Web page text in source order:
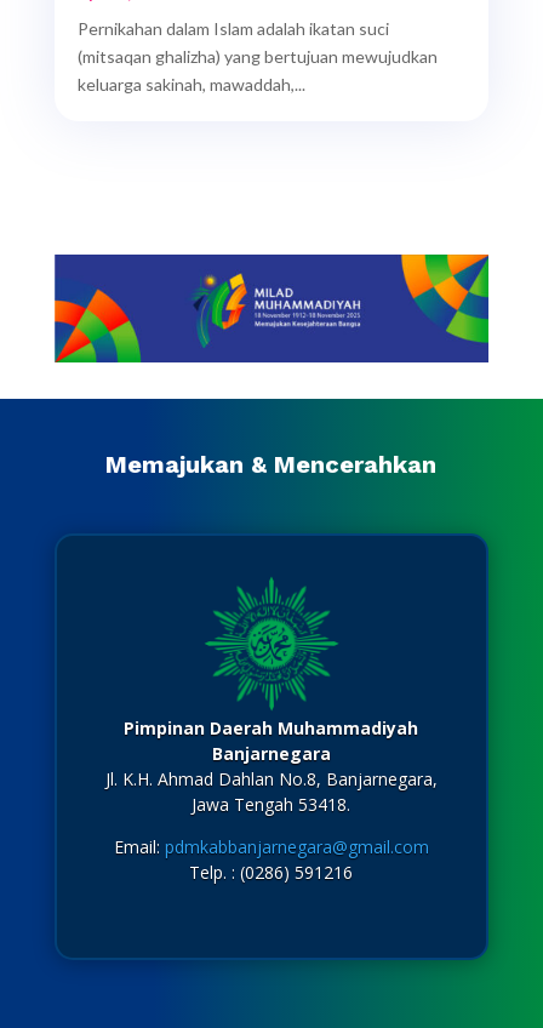
Pernikahan dalam Islam adalah ikatan suci
(mitsaqan ghalizha) yang bertujuan mewujudkan
keluarga sakinah, mawaddah,...
Memajukan & Mencerahkan
Pimpinan Daerah Muhammadiyah
Banjarnegara
Jl. K.H. Ahmad Dahlan No.8, Banjarnegara,
Jawa Tengah 53418.
Email: pdmkabbanjarnegara@gmail.com
Telp. : (0286) 591216